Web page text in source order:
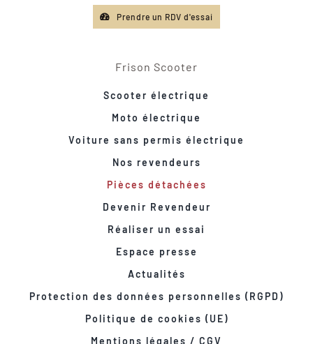
Prendre un RDV d'essai
Frison Scooter
Scooter électrique
Moto électrique
Voiture sans permis électrique
Nos revendeurs
Pièces détachées
Devenir Revendeur
Réaliser un essai
Espace presse
Actualités
Protection des données personnelles (RGPD)
Politique de cookies (UE)
Mentions légales / CGV